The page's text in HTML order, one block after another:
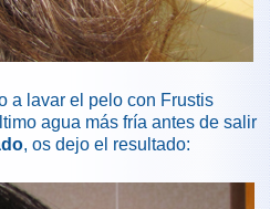
a lavar el pelo con Frustis
agua más fría antes de salir
, os dejo el resultado: